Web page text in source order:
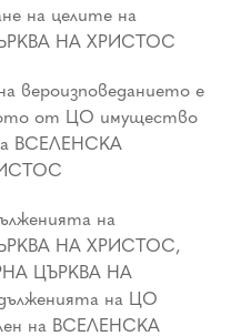
на целите на
НА ХРИСТОС
вероизповеданието е
от ЦО имущество
ВСЕЛЕНСКА
на
НА ХРИСТОС,
ЦЪРКВА НА
на ЦО
на ВСЕЛЕНСКА